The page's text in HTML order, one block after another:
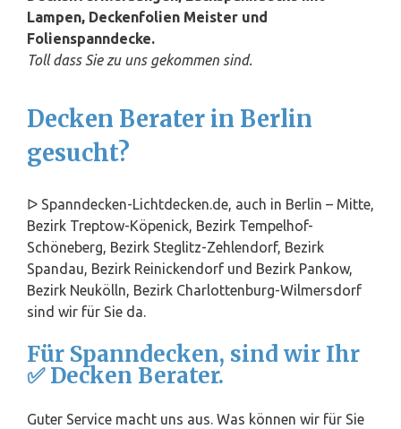
Lampen, Deckenfolien Meister und
Folienspanndecke.
Toll dass Sie zu uns gekommen sind.
Decken Berater in Berlin
gesucht?
ᐅ Spanndecken-Lichtdecken.de, auch in Berlin – Mitte,
Bezirk Treptow-Köpenick, Bezirk Tempelhof-
Schöneberg, Bezirk Steglitz-Zehlendorf, Bezirk
Spandau, Bezirk Reinickendorf und Bezirk Pankow,
Bezirk Neukölln, Bezirk Charlottenburg-Wilmersdorf
sind wir für Sie da.
Für Spanndecken, sind wir Ihr
✅ Decken Berater.
Guter Service macht uns aus. Was können wir für Sie